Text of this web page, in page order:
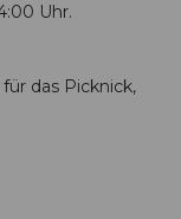
Uhr.
das Picknick,